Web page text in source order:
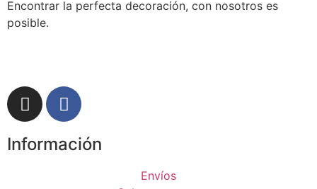
Encontrar la perfecta decoración, con nosotros es
posible.
Información
Envíos